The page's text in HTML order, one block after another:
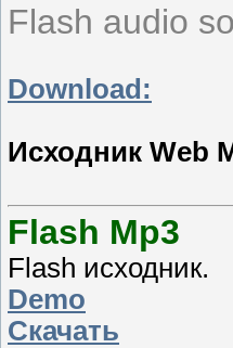
Flash audio
Download:
Исходник Web
Flash Mp3
Flash исходник.
Demo
Скачать